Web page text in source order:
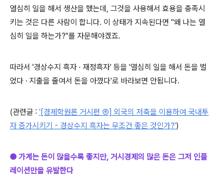
열심히 일을 해서 생산을 했는데, 그것을 사용해서 효용을 충족시
키는 것은 다른 사람이 합니다. 이 상태가 지속된다면 "왜 나는 열
심히 일을 하는가?"를 자문해야겠죠.
따라서 '경상수지 흑자 · 재정흑자' 등을 '열심히 일을 해서 돈을 벌
었다 · 지출을 줄여서 돈을 아꼈다'로 바라보면 안됩니다.
(관련글 : ' [경제학원론 거시편 ⑥] 외국의 저축을 이용하여 국내투
자 증가시키기 - 경상수지 흑자는 무조건 좋은 것인가?')
● 가계는 돈이 많을수록 좋지만, 거시경제의 많은 돈은 그저 인플
레이션만을 유발한다